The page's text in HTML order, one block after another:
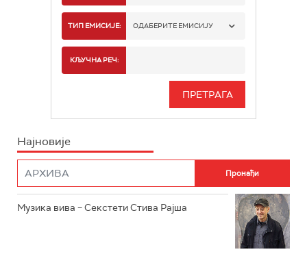
РАДИО БЕОГРАД 1
РАДИО БЕОГРАД 3
РАДИО РОКЕНРОЛЕР
ТИП ЕМИСИЈЕ: ОДАБЕРИТЕ ЕМИСИЈУ
ИНФО
КЉУЧНА РЕЧ:
Најновије
Музика вива – Секстети Стива Рајша